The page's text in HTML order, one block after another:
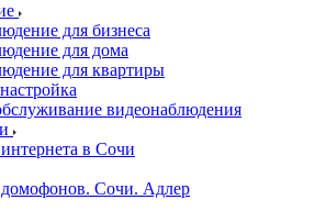
для бизнеса
для дома
для квартиры
видеонаблюдения
в Сочи
домофонов. Сочи. Адлер